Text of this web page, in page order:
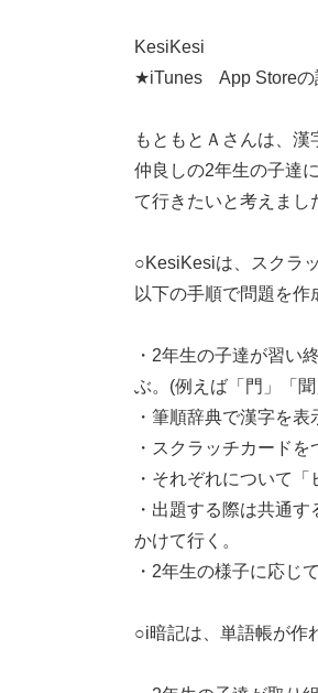
KesiKesi
★iTunes App Storeの
もともとＡさんは、漢
仲良しの2年生の子達
て行きたいと考えまし
○KesiKesiは、スクラ
以下の手順で問題を作
・2年生の子達が習い
ぶ。(例えば「門」「
・筆順辞典で漢字を
・スクラッチカードを
・それぞれについて
・出題する際は共通
かけて行く。
・2年生の様子に応じ
○i暗記は、単語帳が作